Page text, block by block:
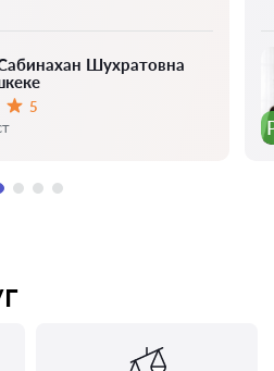
Шухратовна
Оценка:
5